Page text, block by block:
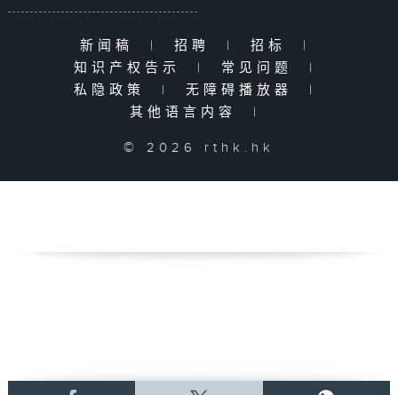
新闻稿 | 招聘 | 招标
|
知识产权告示
| 常见问题
|
私隐政策
| 无障碍播放器
|
其他语言内容
|
© 2026 rthk.hk